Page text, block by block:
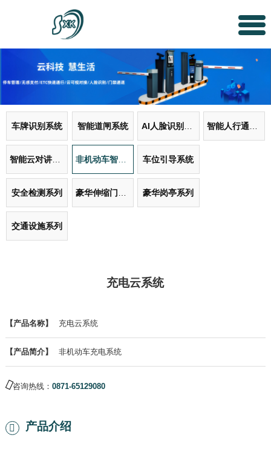
车牌识别系统 智能道闸系统 AI人脸识别系统 智能人行通道系统
智能云对讲门禁系统 非机动车智能管理系统 车位引导系统
安全检测系列 豪华伸缩门系列 豪华岗亭系列
交通设施系列
充电云系统
【产品名称】 充电云系统
【产品简介】 非机动车充电系统
咨询热线： 0871-65129080
产品介绍